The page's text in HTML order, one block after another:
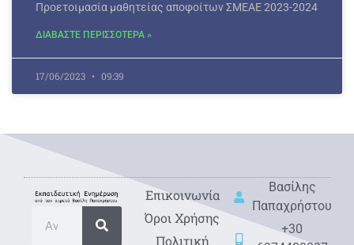
Προετοιμασία μαθητείας αποφοίτων ΣΜΕΑΕ 2023-2024
ΔΙΑΒΑΣΤΕ ΠΕΡΙΣΣΟΤΕΡΑ »
17/06/2023 09:39
Eπικοινωνία
Όροι Χρήσης
Πολιτική
Βασίλης
Παπαχρήστου
+30